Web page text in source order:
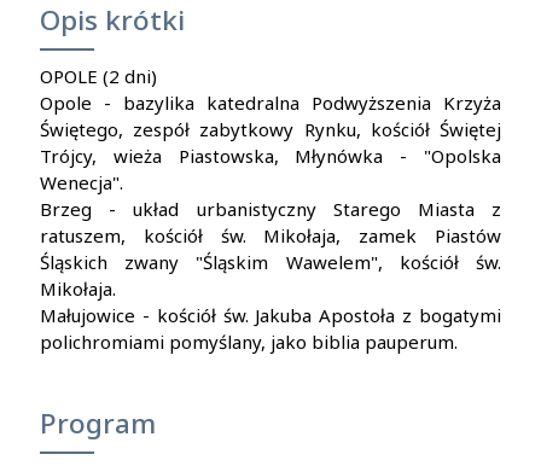
Opis krótki
OPOLE (2 dni)
Opole - bazylika katedralna Podwyższenia Krzyża
Świętego, zespół zabytkowy Rynku, kościół Świętej
Trójcy, wieża Piastowska, Młynówka - "Opolska
Wenecja".
Brzeg - układ urbanistyczny Starego Miasta z
ratuszem, kościół św. Mikołaja, zamek Piastów
Śląskich zwany "Śląskim Wawelem", kościół św.
Mikołaja.
Małujowice - kościół św. Jakuba Apostoła z bogatymi
polichromiami pomyślany, jako biblia pauperum.
Program